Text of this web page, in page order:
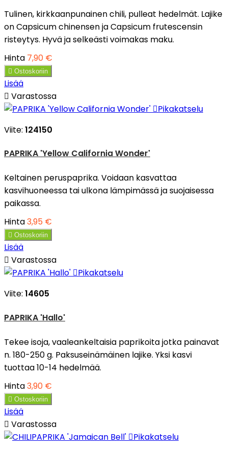
Tulinen, kirkkaanpunainen chili, pulleat hedelmät. Lajike
on Capsicum chinensen ja Capsicum frutescensin
risteytys. Hyvä ja selkeästi voimakas maku.
Hinta 7,90 €
 Ostoskoriin
Lisää
 Varastossa
Pikakatselu
Viite: 124150
PAPRIKA 'Yellow California Wonder'
Keltainen peruspaprika. Voidaan kasvattaa
kasvihuoneessa tai ulkona lämpimässä ja suojaisessa
paikassa.
Hinta3,95 €
 Ostoskoriin
Lisää
 Varastossa
Pikakatselu
Viite: 14605
PAPRIKA 'Hallo'
Tekee isoja, vaaleankeltaisia paprikoita jotka painavat
n. 180-250 g. Paksuseinämäinen lajike. Yksi kasvi
tuottaa 10-14 hedelmää.
Hinta3,90 €
 Ostoskoriin
Lisää
 Varastossa
Pikakatselu